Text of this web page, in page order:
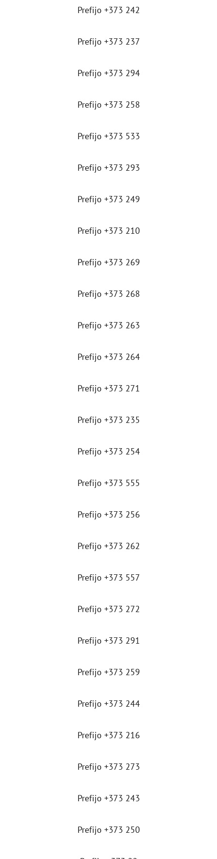
Prefijo +373 242
Prefijo +373 237
Prefijo +373 294
Prefijo +373 258
Prefijo +373 533
Prefijo +373 293
Prefijo +373 249
Prefijo +373 210
Prefijo +373 269
Prefijo +373 268
Prefijo +373 263
Prefijo +373 264
Prefijo +373 271
Prefijo +373 235
Prefijo +373 254
Prefijo +373 555
Prefijo +373 256
Prefijo +373 262
Prefijo +373 557
Prefijo +373 272
Prefijo +373 291
Prefijo +373 259
Prefijo +373 244
Prefijo +373 216
Prefijo +373 273
Prefijo +373 243
Prefijo +373 250